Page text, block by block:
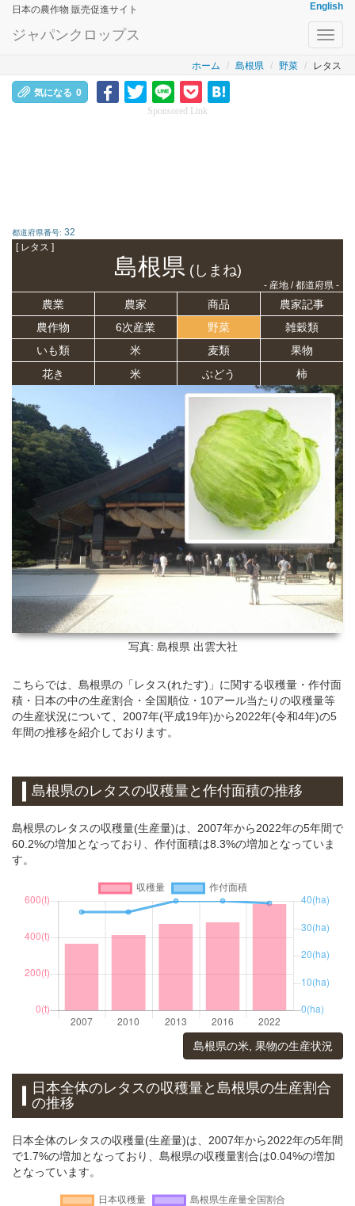
日本の農作物 販売促進サイト English
ジャパンクロップス
ホーム 島根県 野菜 レタス
気になる 0
Sponsored Link
都道府県番号: 32
[ レタス ]
島根県(しまね)
- 産地 / 都道府県 -
農業 農家 商品
農家記事
農作物
6次産業 野菜
雑穀類
いも類
米 麦類
果物
花き
米 ぶどう 柿
写真: 島根県 出雲大社
こちらでは、島根県の「レタス(れたす)」に関する収穫量・作付面
積・日本の中の生産割合・全国順位・10アール当たりの収穫量等
の生産状況について、2007年(平成19年)から2022年(令和4年)の5
年間の推移を紹介しております。
島根県のレタスの収穫量と作付面積の推移
島根県のレタスの収穫量(生産量)は、2007年から2022年の5年間で
60.2%の増加となっており、作付面積は8.3%の増加となっていま
す。
島根県の米, 果物の生産状況
日本全体のレタスの収穫量と島根県の生産割合
の推移
日本全体のレタスの収穫量(生産量)は、2007年から2022年の5年間
で1.7%の増加となっており、島根県の収穫量割合は0.04%の増加
となっています。